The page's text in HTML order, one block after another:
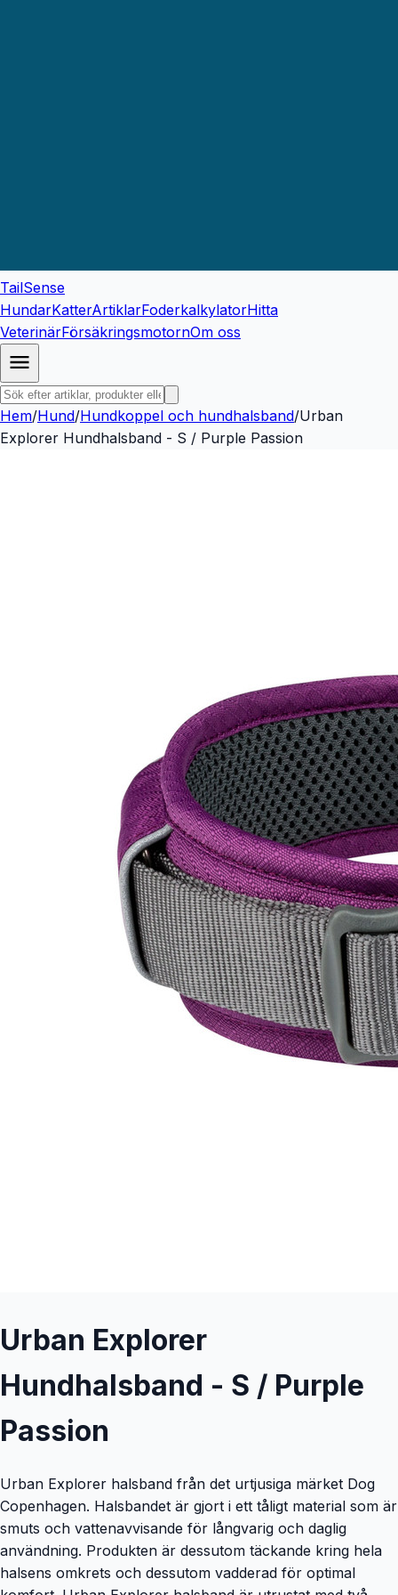
TailSense
HundarKatterArtiklarFoderkalkylatorHitta
VeterinärFörsäkringsmotornOm oss
Hem/Hund/Hundkoppel och hundhalsband/Urban
Explorer Hundhalsband - S / Purple Passion
Urban Explorer
Hundhalsband - S / Purple
Passion
Urban Explorer halsband från det urtjusiga märket Dog
Copenhagen. Halsbandet är gjort i ett tåligt material som är
smuts och vattenavvisande för långvarig och daglig
användning. Produkten är dessutom täckande kring hela
halsens omkrets och dessutom vadderad för optimal